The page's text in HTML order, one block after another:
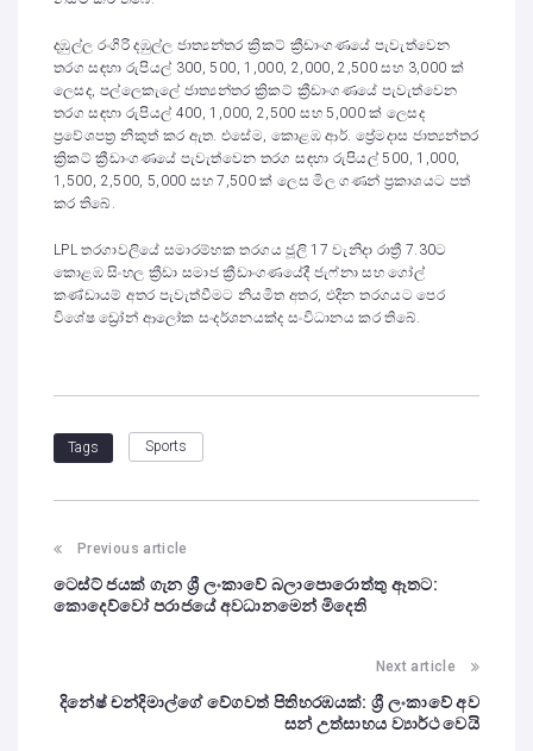
දඹුල්ල රංගිරි දඹුල්ල ජාත්‍යන්තර ක්‍රිකට් ක්‍රීඩාංගණයේ පැවැත්වෙන
තරග සඳහා රුපියල් 300, 500, 1,000, 2,000, 2,500 සහ 3,000 ක්
ලෙසද, පල්ලෙකැලේ ජාත්‍යන්තර ක්‍රිකට් ක්‍රීඩාංගණයේ පැවැත්වෙන
තරග සඳහා රුපියල් 400, 1,000, 2,500 සහ 5,000 ක් ලෙසද
ප්‍රවේශපත්‍ර නිකුත් කර ඇත. එසේම, කොළඹ ආර්. ප්‍රේමදාස ජාත්‍යන්තර
ක්‍රිකට් ක්‍රීඩාංගණයේ පැවැත්වෙන තරග සඳහා රුපියල් 500, 1,000,
1,500, 2,500, 5,000 සහ 7,500 ක් ලෙස මිල ගණන් ප්‍රකාශයට පත්
කර තිබේ.
LPL තරගාවලියේ සමාරම්භක තරගය ජූලි 17 වැනිදා රාත්‍රී 7.30ට
කොළඹ සිංහල ක්‍රීඩා සමාජ ක්‍රීඩාංගණයේදී ජැෆ්නා සහ ගෝල්
කණ්ඩායම් අතර පැවැත්වීමට නියමිත අතර, එදින තරගයට පෙර
විශේෂ ඩ්‍රෝන් ආලෝක සංදර්ශනයක්ද සංවිධානය කර තිබේ.
Tags Sports
Previous article
ටෙස්ට් ජයක් ගැන ශ්‍රී ලංකාවේ බලාපොරොත්තු ඈතට:
කොදෙව්වෝ පරාජයේ අවධානමෙන් මිදෙති
Next article
දිනේෂ් චන්දිමාල්ගේ වේගවත් පිතිහරඹයක්: ශ්‍රී ලංකාවේ අව
සන් උත්සාහය ව්‍යාර්ථ වෙයි